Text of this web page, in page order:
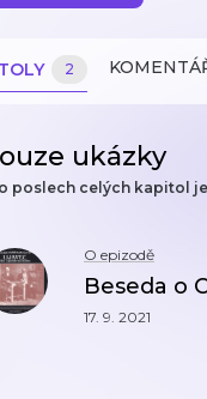
2
ukázky
poslech celých kapitol
O epizodě
Beseda o
17. 9. 2021